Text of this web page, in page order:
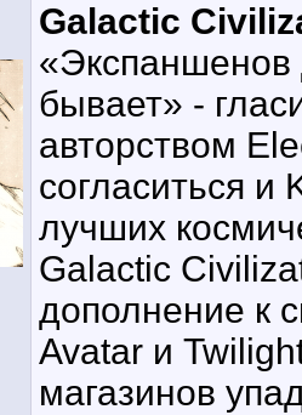
Galactic
«Экспаншенов
бывает» -
авторством
согласиться
лучших
Galactic
дополнение к
Avatar и
магазинов